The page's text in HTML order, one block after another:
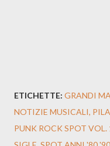
ETICHETTE: GRANDI
NOTIZIE MUSICALI
PUNK ROCK SPOT VOL.